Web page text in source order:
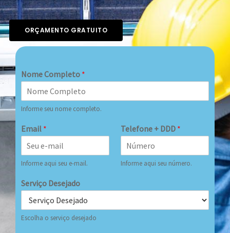
ORÇAMENTO GRATUITO
Nome Completo *
Informe seu nome completo.
Email *
Informe aqui seu e-mail.
Telefone + DDD *
Informe aqui seu número.
Serviço Desejado
Escolha o serviço desejado